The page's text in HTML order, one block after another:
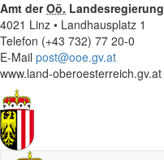
Amt derOö. Landesregierung
4021 Linz • Landhausplatz 1
Telefon (+43 732) 77 20-0
E-Mail post@ooe.gv.at
www.land-oberoesterreich.gv.at